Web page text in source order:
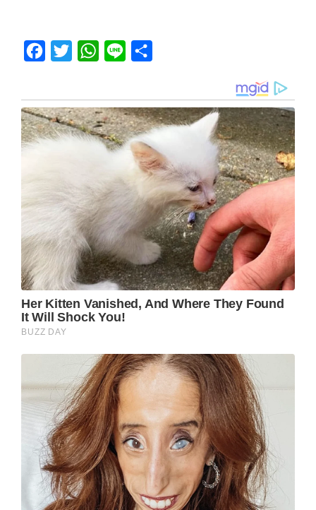
Facebook
Twitter WhatsApp
Line